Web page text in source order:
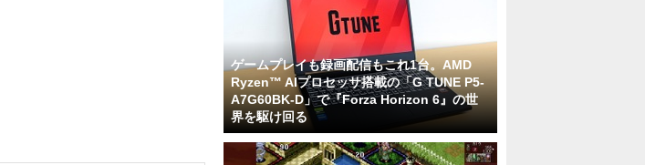
ゲームプレイも録画配信もこれ1台。AMD
Ryzen™ AIプロセッサ搭載の「G TUNE P5-
A7G60BK-D」で『Forza Horizon 6』の世
界を駆け回る